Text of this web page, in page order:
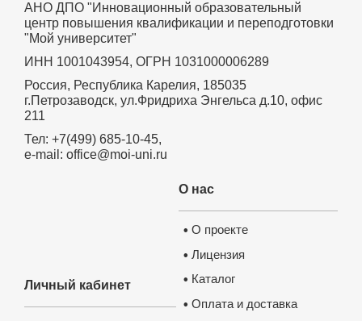
АНО ДПО "Инновационный образовательный
центр повышения квалификации и переподготовки
"Мой университет"
ИНН 1001043954, ОГРН 1031000006289
Россия, Республика Карелия, 185035
г.Петрозаводск, ул.Фридриха Энгельса д.10, офис
211
Тел: +7(499) 685-10-45,
e-mail: office@moi-uni.ru
О нас
• О проекте
• Лицензия
• Каталог
• Оплата и доставка
Личный кабинет